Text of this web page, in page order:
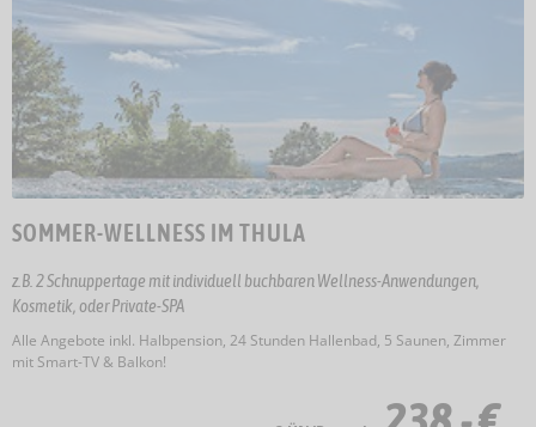
SOMMER-WELLNESS IM THULA
z.B. 2 Schnuppertage mit individuell buchbaren Wellness-Anwendungen,
Kosmetik, oder Private-SPA
Alle Angebote inkl. Halbpension, 24 Stunden Hallenbad, 5 Saunen, Zimmer
mit Smart-TV & Balkon!